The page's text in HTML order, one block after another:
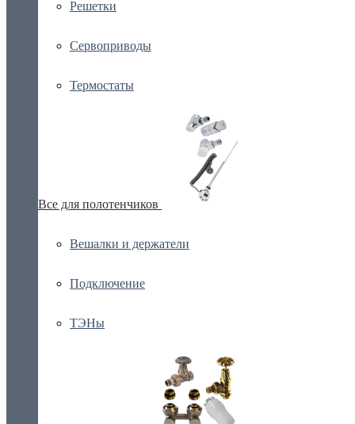
Решетки
Сервоприводы
Термостаты
Все для полотенчиков
Вешалки и держатели
Подключение
ТЭНы